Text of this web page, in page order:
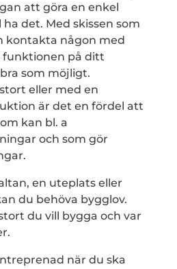
att göra en enkel
ha det. Med skissen som
kontakta någon med
på ditt
som möjligt.
eller med en
är det en fördel att
kan bl. a
och som gör
en uteplats eller
du behöva bygglov.
du vill bygga och var
när du ska